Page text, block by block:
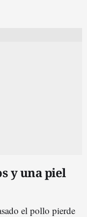
y una piel
el pollo pierde